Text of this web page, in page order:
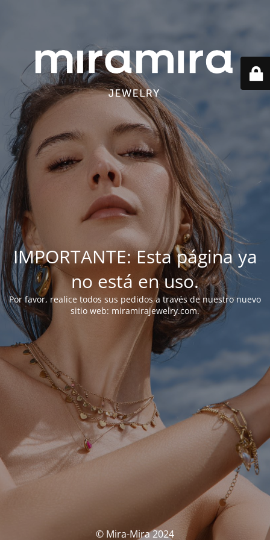
IMPORTANTE: Esta página ya
no está en uso.
Por favor, realice todos sus pedidos a través de nuestro nuevo
sitio web: miramirajewelry.com.
© Mira-Mira 2024